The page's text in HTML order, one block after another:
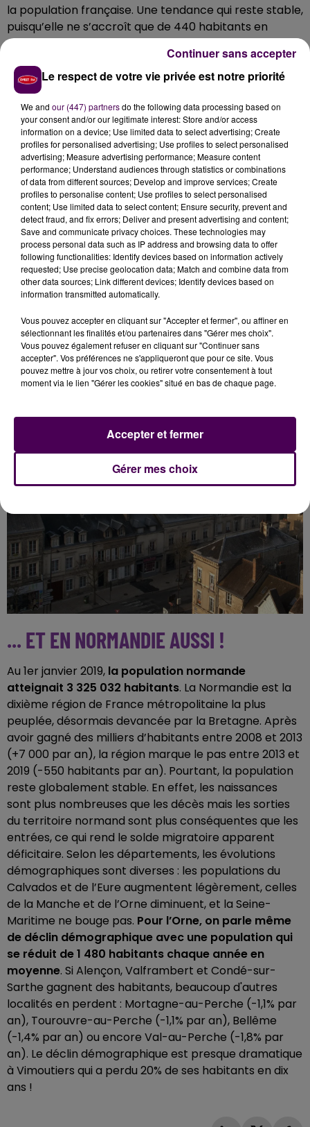
la population française. Une tendance qui reste stable,
puisqu’elle ne s’accroît que de 440 habitants en
moyenne chaque année,"soit une progression
annuelle de la population presque nulle"précise
l’étude. Il est à noter que le Loiret et l’Indre-et-Loire
sont les départements les plus peuplés. A eux-seuls,
ils regroupent la moitié de la population régionale, et
sont en croissance constante.Le nombre d’habitants
en Eure-et-Loir et en Loir-et-Cher diminue peu(- 0,1
%). Côté eurélien, l’excédent du solde naturel (plus de
naissances que de décès) compense en partie le
déficit du solde migratoire (plus de départs que
d’arrivées). Dans le Loir-et-Cher, le solde naturel est
négatif, tandis que le solde migratoire est nul. On
relèvera aussi que parmi les quarante communes les
plus peuplées de la région, les plus fortes baisses sont
constatées dans des communes-centre d’aire
d’attraction des villes de moins de 50 000 habitants :
le plus fortement diminué (de -1,7% à -1,3% par an) au
profit de communes dans les zones d’influence
urbaine d’Orléans et de Tours.
... ET EN NORMANDIE AUSSI !
Au 1er janvier 2019, la population normande
atteignait 3 325 032 habitants. La Normandie est la
dixième région de France métropolitaine la plus
peuplée, désormais devancée par la Bretagne. Après
avoir gagné des milliers d’habitants entre 2008 et 2013
(+7 000 par an), la région marque le pas entre 2013 et
2019 (-550 habitants par an). Pourtant, la population
reste globalement stable. En effet, les naissances
sont plus nombreuses que les décès mais les sorties
du territoire normand sont plus conséquentes que les
entrées, ce qui rend le solde migratoire apparent
déficitaire. Selon les départements, les évolutions
démographiques sont diverses : les populations du
Calvados et de l’Eure augmentent légèrement, celles
de la Manche et de l’Orne diminuent, et la Seine-
Maritime ne bouge pas. Pour l’Orne, on parle même
de déclin démographique avec une population qui
se réduit de 1 480 habitants chaque année en
moyenne. Si Alençon, Valframbert et Condé-sur-
Sarthe gagnent des habitants, beaucoup d'autres
localités en perdent : Mortagne-au-Perche (-1,1% par
an), Tourouvre-au-Perche (-1,1% par an), Bellême
(-1,4% par an) ou encore Val-au-Perche (-1,8% par
an). Le déclin démographique est presque dramatique
à Vimoutiers qui a perdu 20% de ses habitants en dix
ans !
Le respect de votre vie privée est notre priorité
We and our (447) partnersdo the following data processing based on
your consent and/or our legitimate interest: Store and/or access
information on a device; Use limited data to select advertising; Create
profiles for personalised advertising; Use profiles to select personalised
advertising; Measure advertising performance; Measure content
performance; Understand audiences through statistics or combinations
of data from different sources; Develop and improve services; Create
profiles to personalise content; Use profiles to select personalised
content; Use limited data to select content; Ensure security, prevent and
detect fraud, and fix errors; Deliver and present advertising and content;
Save and communicate privacy choices. These technologies may
process personal data such as IP address and browsing data to offer
following functionalities: Identify devices based on information actively
requested; Use precise geolocation data; Match and combine data from
other data sources; Link different devices; Identify devices based on
information transmitted automatically.
Vous pouvez accepter en cliquant sur "Accepter et fermer", ou affiner en
sélectionnant les finalités et/ou partenaires dans "Gérer mes choix".
Vous pouvez également refuser en cliquant sur "Continuer sans
accepter". Vos préférences ne s'appliqueront que pour ce site. Vous
pouvez mettre à jour vos choix, ou retirer votre consentement à tout
moment via le lien "Gérer les cookies" situé en bas de chaque page.
Gérer mes choix
Accepter et fermer
Continuer sans accepter